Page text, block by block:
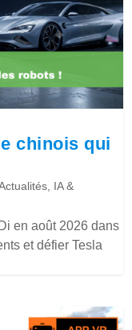
chinois qui
, IA &
en août 2026 dans
et défier Tesla